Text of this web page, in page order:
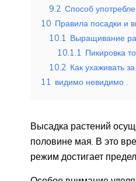
9.2 Способ
10 Правила посадки и
10.1 Выращивание
10.1.1 Пикировка
10.2 Как ухаживать
11 видимо невидимо .
Высадка растений
половине мая. В это
режим достигает